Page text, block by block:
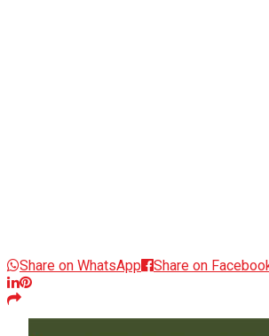
Share on WhatsApp Share on